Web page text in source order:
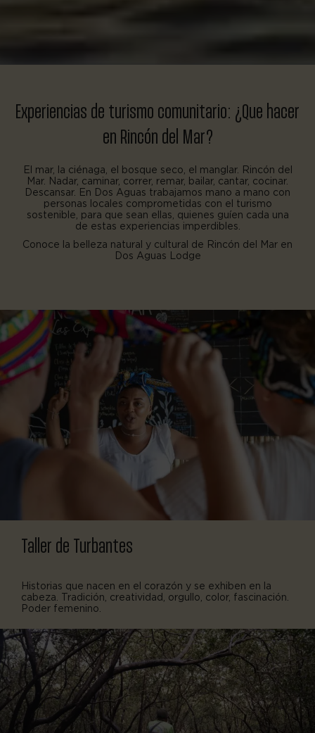
Experiencias de turismo comunitario: ¿Que hacer
en Rincón del Mar?
El mar, la ciénaga, el bosque seco, el manglar. Rincón del
Mar. Nadar, caminar, correr, remar, bailar, cantar, cocinar.
Descansar. En Dos Aguas trabajamos mano a mano con
personas locales comprometidas con el turismo
sostenible, para que sean ellas, quienes guíen cada una
de estas experiencias imperdibles.
Conoce la belleza natural y cultural de Rincón del Mar en
Dos Aguas Lodge
Taller de Turbantes
Historias que nacen en el corazón y se exhiben en la
cabeza. Tradición, creatividad, orgullo, color, fascinación.
Poder femenino.